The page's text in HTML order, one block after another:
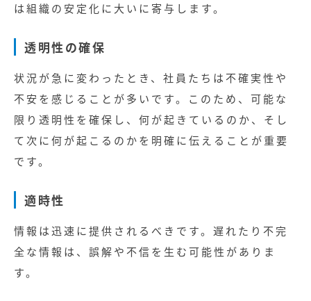
は組織の安定化に大いに寄与します。
透明性の確保
状況が急に変わったとき、社員たちは不確実性や
不安を感じることが多いです。このため、可能な
限り透明性を確保し、何が起きているのか、そし
て次に何が起こるのかを明確に伝えることが重要
です。
適時性
情報は迅速に提供されるべきです。遅れたり不完
全な情報は、誤解や不信を生む可能性がありま
す。